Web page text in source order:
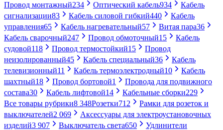
Провод монтажный234 Оптический кабель934
Кабель
сигнализации83 Кабель силовой гибкий440
Кабель
управления65 Кабель нагревательный57 Витая пара36
Кабель сварочный247 Провод обмоточный15
Кабель
судовой118 Провод термостойкий15
Провод
неизолированный45 Кабель специальный36
Кабель
телевизионный11 Кабель термоэлектродный10
Кабель
шахтный18 Провод бортовой1
Провода для подвижного
состава30 Кабель лифтовой14 Кабельные сборки229
Все товары рубрики8 348Розетки712
Рамки для розеток и
выключателей2 069
Аксессуары для электроустановочных
изделий3 907 Выключатель света650
Удлинители